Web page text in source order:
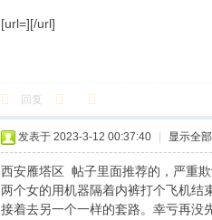
[url=][/url]
回复
发表于 2023-3-12 00:37:40 显示全
西安雁塔区 帖子里面推荐的，严重
两个女的用机器隔着内裤打个飞机结
接着去另一个一样的套路。幸亏再没